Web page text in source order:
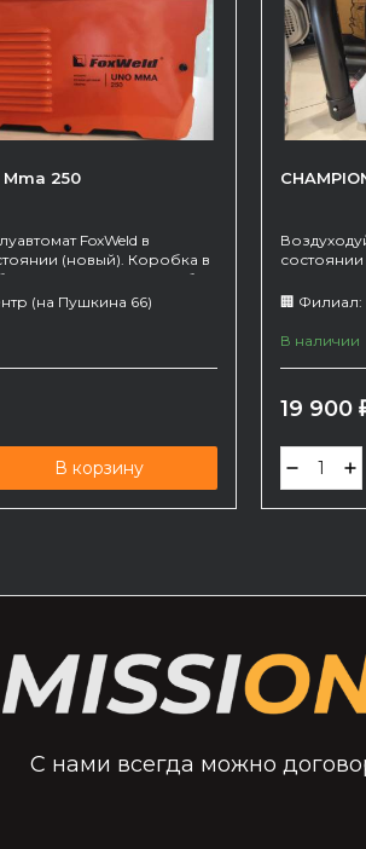
250
FoxWeld в
(новый). Коробка в
только в режиме без
(на Пушкина 66)
В корзину
🏢 Филиал:
В наличии
19 900
С нами всегда можно